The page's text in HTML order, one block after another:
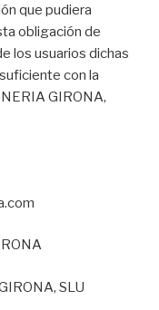
que pudiera
obligación de
los usuarios dichas
con la
GIRONA,
SLU